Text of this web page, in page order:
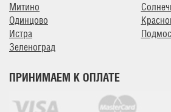
Митино
Одинцово
Истра
Зеленоград
ПРИНИМАЕМ К ОПЛАТЕ